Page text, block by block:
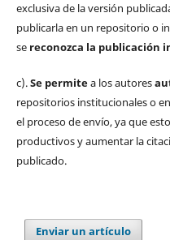
exclusiva de la versión
publicarla en un repositorio o
sereconozca la publicación
c).Se permitea los autores
repositorios institucionales o
el proceso de envío, ya que
productivos y aumentar la
publicado.
Enviar un artículo